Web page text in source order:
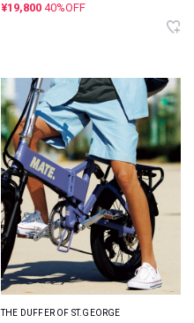
¥19,800 40%OFF
THE DUFFER OF ST.GEORGE